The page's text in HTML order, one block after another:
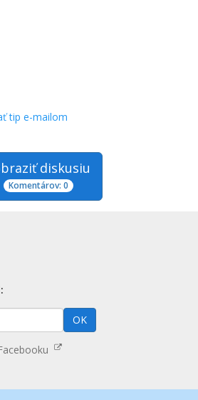
tip e-mailom
diskusiu
Komentárov: 0
cookies
otváracích hodín zadarmo
hodiny? Pošlite nám tip
hodín
OK